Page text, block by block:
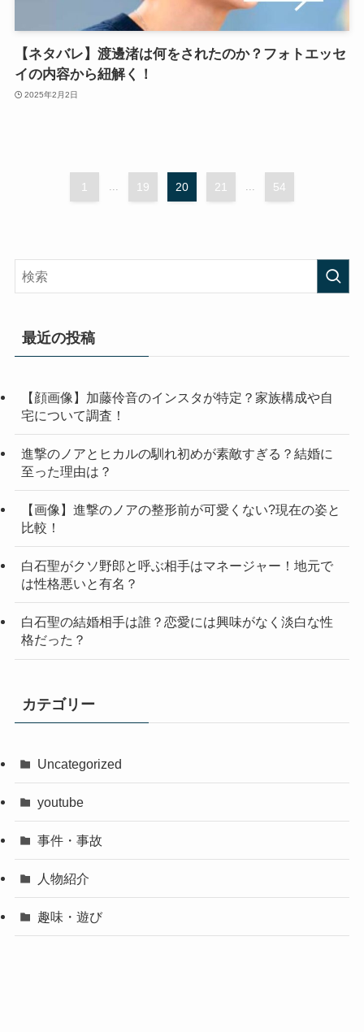
【ネタバレ】渡邊渚は何をされたのか？フォトエッセ
イの内容から紐解く！
2025年2月2日
1 ... 19 20 21 ... 54
最近の投稿
【顔画像】加藤伶音のインスタが特定？家族構成や自
宅について調査！
進撃のノアとヒカルの馴れ初めが素敵すぎる？結婚に
至った理由は？
【画像】進撃のノアの整形前が可愛くない?現在の姿と
比較！
白石聖がクソ野郎と呼ぶ相手はマネージャー！地元で
は性格悪いと有名？
白石聖の結婚相手は誰？恋愛には興味がなく淡白な性
格だった？
カテゴリー
Uncategorized
youtube
事件・事故
人物紹介
趣味・遊び